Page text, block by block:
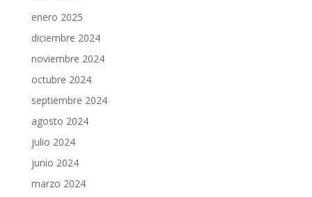
enero 2025
diciembre 2024
noviembre 2024
octubre 2024
septiembre 2024
agosto 2024
julio 2024
junio 2024
marzo 2024